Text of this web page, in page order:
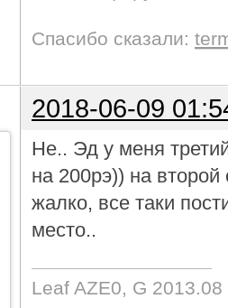
Спасибо сказали:
2018-06-09
Не.. Эд у меня
на 200рэ)) на
жалко, все таки
место..
Leaf AZE0, G 2013.08